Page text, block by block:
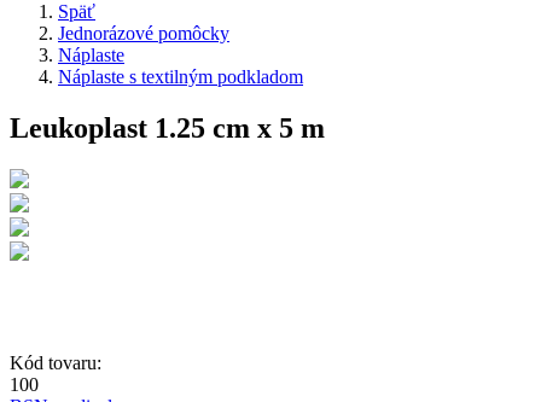
Späť
Jednorázové pomôcky
Náplaste
Náplaste s textilným podkladom
Leukoplast 1.25 cm x 5 m
Kód tovaru:
100